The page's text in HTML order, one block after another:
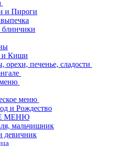
и Пироги
и Киши
орехи, печенье, сладости
меню
меню
и Рождество
МЕНЮ
мальчишник
девичник